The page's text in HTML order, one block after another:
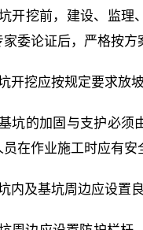
开挖前，建设、监理
委论证后，严格按方
开挖应按规定要求放
坑的加固与支护必须
在作业施工时应有安
内及基坑周边应设置